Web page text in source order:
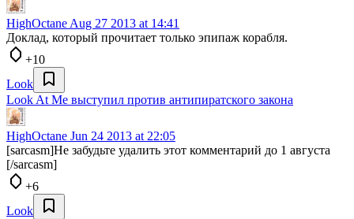
HighOctane Aug 27 2013 at 14:41
Доклад, который прочитает только эпипаж корабля.
+10
Look
Look At Me выступил против антипиратского закона
HighOctane Jun 24 2013 at 22:05
[sarcasm]Не забудьте удалить этот комментарий до 1 августа
[/sarcasm]
+6
Look